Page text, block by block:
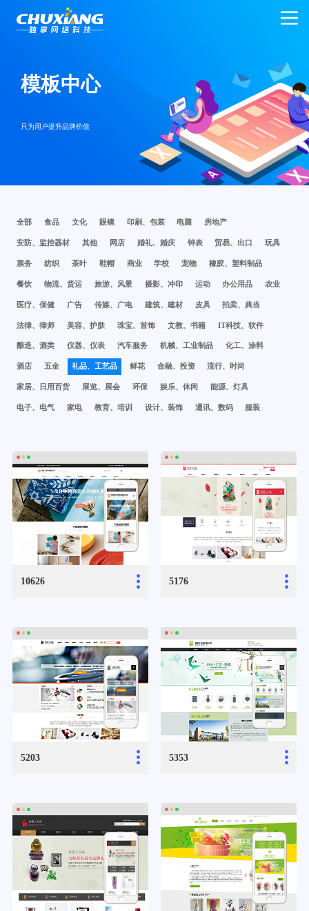
模板中心
只为用户提升品牌价值
全部 食品 文化 眼镜 印刷、包装 电脑 房地产
安防、监控器材 其他 网店 婚礼、婚庆 钟表 贸易、出口 玩具
票务 纺织 茶叶 鞋帽 商业 学校 宠物 橡胶、塑料制品
餐饮 物流、货运 旅游、风景 摄影、冲印 运动 办公用品 农业
医疗、保健 广告 传媒、广电 建筑、建材 皮具 拍卖、典当
法律、律师 美容、护肤 珠宝、首饰 文教、书籍 IT科技、软件
酿造、酒类 仪器、仪表 汽车服务 机械、工业制品 化工、涂料
酒店 五金 礼品、工艺品 鲜花 金融、投资 流行、时尚
家居、日用百货 展览、展会 环保 娱乐、休闲 能源、灯具
电子、电气 家电 教育、培训 设计、装饰 通讯、数码 服装
10626 ... 5176 ...
5203 ... 5353 ...